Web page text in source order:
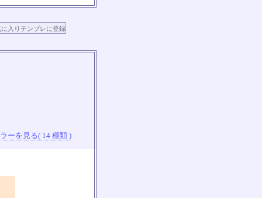
ーを見る( 14 種類 )